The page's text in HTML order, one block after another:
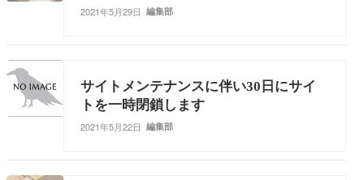
編集部
2021年5月29日
サイトメンテナンスに伴い30日にサイ
トを一時閉鎖します
編集部
2021年5月22日